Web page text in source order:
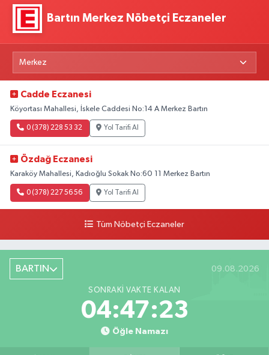
Bartın Merkez Nöbetçi Eczaneler
Cadde Eczanesi
Köyortası Mahallesi, İskele Caddesi No:14 A Merkez Bartın
0 (378) 228 53 32 Yol Tarifi Al
Özdağ Eczanesi
Karaköy Mahallesi, Kadıoğlu Sokak No:60 11 Merkez Bartın
0 (378) 227 56 56 Yol Tarifi Al
Tüm Nöbetçi Eczaneler
BARTIN 09.08.2026
SONRAKI VAKTE KALAN
04:47:22
Öğle Namazı